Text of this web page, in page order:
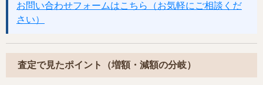
お問い合わせフォームはこちら（お気軽にご相談くだ
さい）
査定で見たポイント（増額・減額の分岐）